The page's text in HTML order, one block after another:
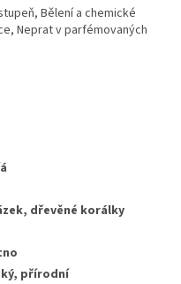
Bělení a chemické
Neprat v parfémovaných
dřevěné korálky
přírodní